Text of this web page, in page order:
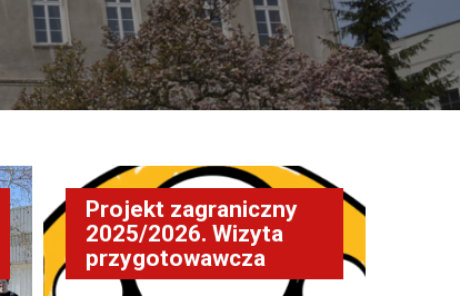
Projekt zagraniczny
2025/2026. Wizyta
przygotowawcza